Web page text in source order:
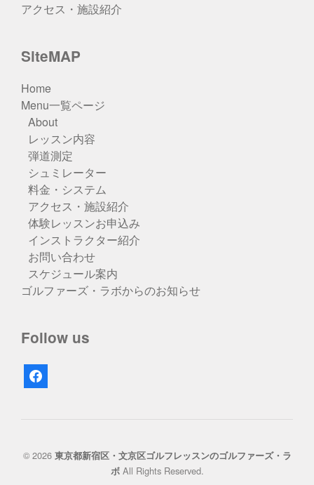
アクセス・施設紹介
SiteMAP
Home
Menu一覧ページ
About
レッスン内容
弾道測定
シュミレーター
料金・システム
アクセス・施設紹介
体験レッスンお申込み
インストラクター紹介
お問い合わせ
スケジュール案内
ゴルファーズ・ラボからのお知らせ
Follow us
facebook
© 2026 東京都新宿区・文京区ゴルフレッスンのゴルファーズ・ラ
ボAll Rights Reserved.